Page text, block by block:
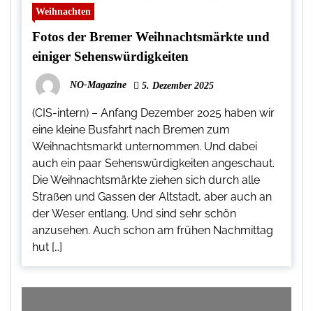
Weihnachten
Fotos der Bremer Weihnachtsmärkte und
einiger Sehenswürdigkeiten
NO-Magazine 5. Dezember 2025
(CIS-intern) – Anfang Dezember 2025 haben wir
eine kleine Busfahrt nach Bremen zum
Weihnachtsmarkt unternommen. Und dabei
auch ein paar Sehenswürdigkeiten angeschaut.
Die Weihnachtsmärkte ziehen sich durch alle
Straßen und Gassen der Altstadt, aber auch an
der Weser entlang. Und sind sehr schön
anzusehen. Auch schon am frühen Nachmittag
hut […]